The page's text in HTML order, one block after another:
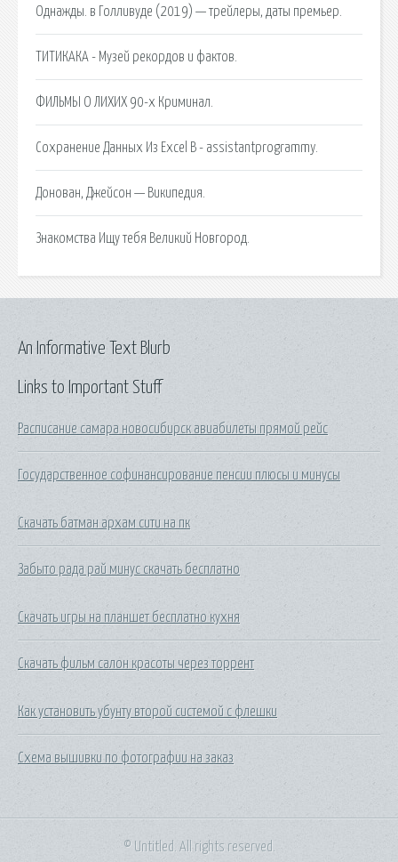
Однажды. в Голливуде (2019) — трейлеры, даты премьер.
ТИТИКАКА - Музей рекордов и фактов.
ФИЛЬМЫ О ЛИХИХ 90-х Криминал.
Сохранение Данных Из Excel В - assistantprogrammy.
Донован, Джейсон — Википедия.
Знакомства Ищу тебя Великий Новгород.
Links to Important Stuff
Расписание самара новосибирск авиабилеты прямой рейс
Государственное софинансирование пенсии плюсы и минусы
Скачать батман архам сити на пк
Забыто рада рай минус скачать бесплатно
Скачать игры на планшет бесплатно кухня
Скачать фильм салон красоты через торрент
Как установить убунту второй системой с флешки
Схема вышивки по фотографии на заказ
An Informative Text Blurb
© Untitled. All rights reserved.